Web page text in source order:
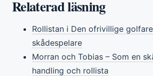
Relaterad läsning
Rollistan i Den ofrivillige
skådespelare
Morran och Tobias – Som en
handling och rollista